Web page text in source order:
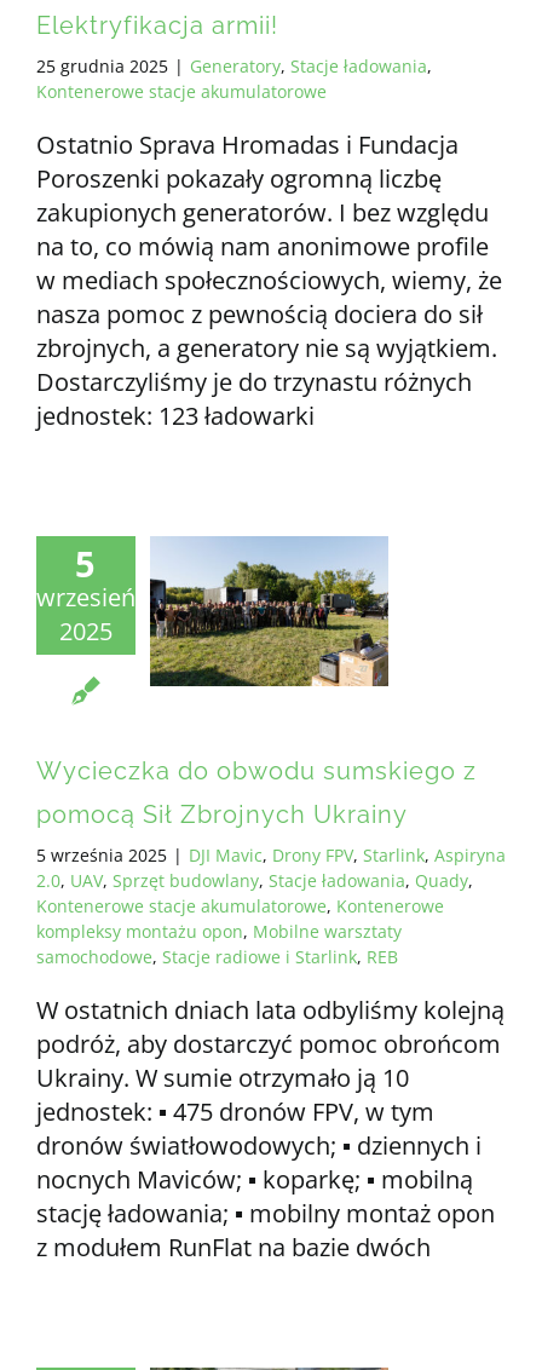
Elektryfikacja armii!
25 grudnia 2025 | Generatory, Stacje ładowania,
Kontenerowe stacje akumulatorowe
Ostatnio Sprava Hromadas i Fundacja
Poroszenki pokazały ogromną liczbę
zakupionych generatorów. I bez względu
na to, co mówią nam anonimowe profile
w mediach społecznościowych, wiemy, że
nasza pomoc z pewnością dociera do sił
zbrojnych, a generatory nie są wyjątkiem.
Dostarczyliśmy je do trzynastu różnych
jednostek: 123 ładowarki
5
wrzesień
2025
Wycieczka do obwodu sumskiego z
pomocą Sił Zbrojnych Ukrainy
5 września 2025 | DJI Mavic, Drony FPV, Starlink, Aspiryna
2.0, UAV, Sprzęt budowlany, Stacje ładowania, Quady,
Kontenerowe stacje akumulatorowe, Kontenerowe
kompleksy montażu opon, Mobilne warsztaty
samochodowe, Stacje radiowe i Starlink, REB
W ostatnich dniach lata odbyliśmy kolejną
podróż, aby dostarczyć pomoc obrońcom
Ukrainy. W sumie otrzymało ją 10
jednostek: ▪️ 475 dronów FPV, w tym
dronów światłowodowych; ▪️ dziennych i
nocnych Maviców; ▪️ koparkę; ▪️ mobilną
stację ładowania; ▪️ mobilny montaż opon
z modułem RunFlat na bazie dwóch